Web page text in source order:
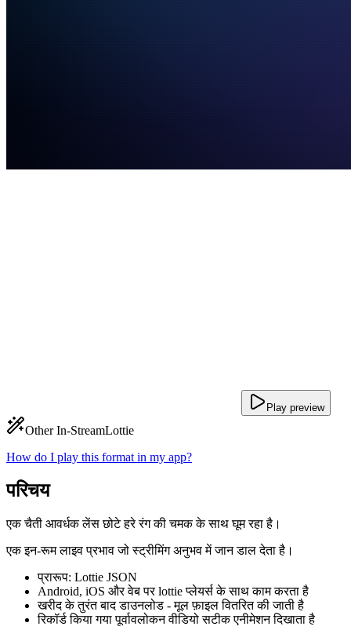
Play preview
Other In-StreamLottie
How do I play this format in my app?
परिचय
एक चैती आवर्धक लेंस छोटे हरे रंग की चमक के साथ घूम रहा है।
एक इन-रूम लाइव प्रभाव जो स्ट्रीमिंग अनुभव में जान डाल देता है।
प्रारूप: Lottie JSON
Android, iOS और वेब पर lottie प्लेयर्स के साथ काम करता है
खरीद के तुरंत बाद डाउनलोड - मूल फ़ाइल वितरित की जाती है
रिकॉर्ड किया गया पूर्वावलोकन वीडियो सटीक एनीमेशन दिखाता है